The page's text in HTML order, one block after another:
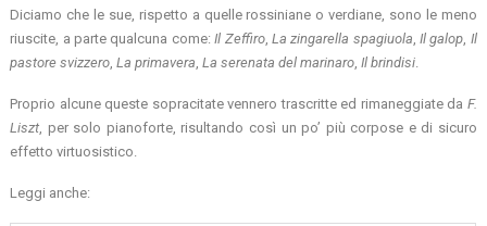
Diciamo che le sue, rispetto a quelle rossiniane o verdiane, sono le meno
riuscite, a parte qualcuna come:Il Zeffiro, La zingarella spagiuola Il galop Il
pastore svizzero ,La primavera ,La serenata del marinaro ,Il brindisi
Proprio alcune queste sopracitate vennero trascritte ed rimaneggiate da F.
Liszt , per solo pianoforte, risultando così un po’ più corpose e di sicuro
effetto virtuosistico.
Leggi anche: